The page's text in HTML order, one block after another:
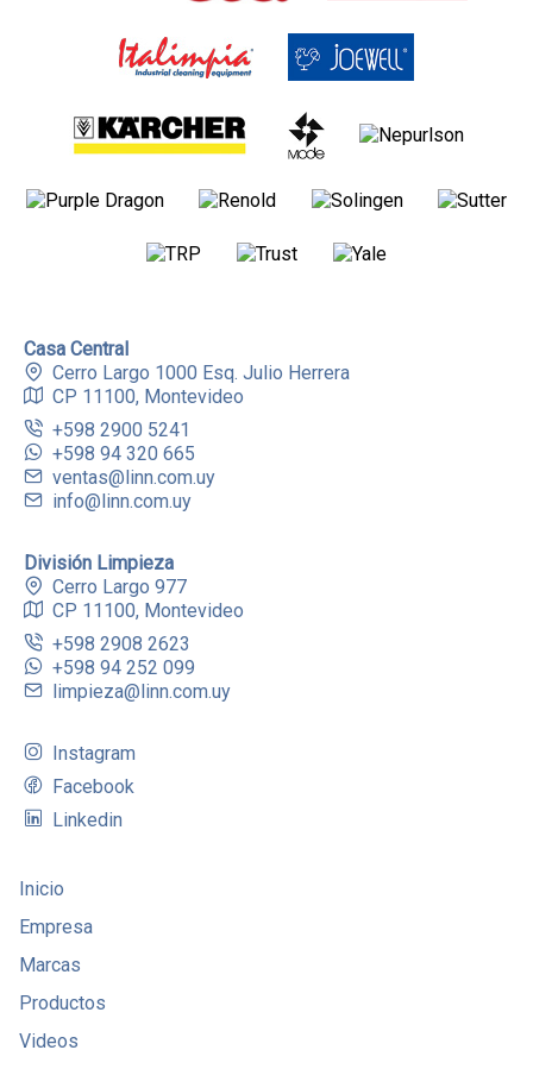
Casa Central
Cerro Largo 1000 Esq. Julio Herrera
CP 11100, Montevideo
+598 2900 5241
+598 94 320 665
ventas@linn.com.uy
info@linn.com.uy
División Limpieza
Cerro Largo 977
CP 11100, Montevideo
+598 2908 2623
+598 94 252 099
limpieza@linn.com.uy
Instagram
Facebook
Linkedin
Inicio
Empresa
Marcas
Productos
Videos